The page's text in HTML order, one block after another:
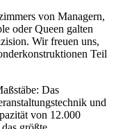
von Managern,
oder Queen galten
Wir freuen uns,
Teil
Das
und
von 12.000